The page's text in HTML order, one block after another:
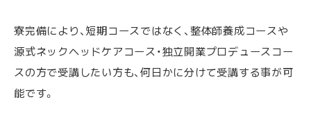
寮完備により、短期コースではなく、整体師養成コースや
源式ネックヘッドケアコース・独立開業プロデュースコー
スの方で受講したい方も、何日かに分けて受講する事が可
能です。